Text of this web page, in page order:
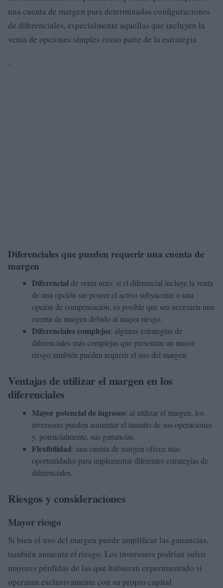
una cuenta de margen para determinadas configuraciones
de diferenciales, especialmente aquellas que incluyen la
venta de opciones simples como parte de la estrategia
.
Diferenciales que pueden requerir una cuenta de
margen
Diferencialde venta neto: si el diferencial incluye la venta
de una opción sin poseer el activo subyacente o una
opción de compensación, es posible que sea necesaria una
cuenta de margen debido al mayor riesgo.
Diferenciales complejos: algunas estrategias de
diferenciales más complejas que presentan un mayor
riesgo también pueden requerir el uso del margen.
Ventajas de utilizar el margen en los
diferenciales
Mayor potencial de ingresos: al utilizar el margen, los
inversores pueden aumentar el tamaño de sus operaciones
y, potencialmente, sus ganancias.
Flexibilidad: una cuenta de margen ofrece más
oportunidades para implementar diferentes estrategias de
diferenciales.
Riesgos y consideraciones
Mayor riesgo
Si bien el uso del margen puede amplificar las ganancias,
también aumenta el riesgo. Los inversores podrían sufrir
mayores pérdidas de las que hubieran experimentado si
operaran exclusivamente con su propio capital